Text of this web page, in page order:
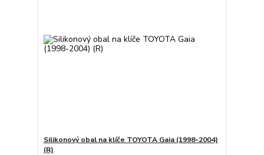
Silikonový obal na klíče TOYOTA Gaia (1998-2004)
(R)